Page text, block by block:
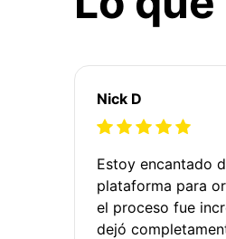
Nick D
Estoy encantado
plataforma para
el proceso fue
dejó